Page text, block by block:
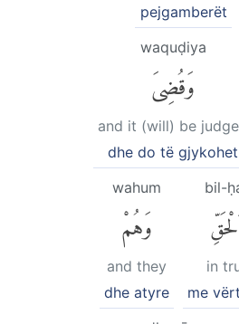
pejgamberët
waquḍiya
وَقُضِىَ
and it (will) be
dhe do të gjykohet
bil-
in
me
wahum
وَهُمْ
and they
dhe atyre